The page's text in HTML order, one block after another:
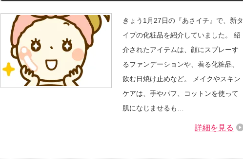
きょう1月27日の『あさイチ』で、新タ
イプの化粧品を紹介していました。 紹
介されたアイテムは、顔にスプレーす
るファンデーションや、着る化粧品、
飲む日焼け止めなど。 メイクやスキン
ケアは、手やパフ、コットンを使って
肌になじませるも…
詳細を見る